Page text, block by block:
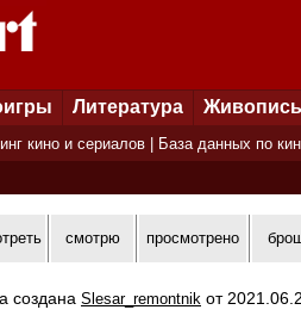
Литература Живопись
кино и сериалов База данных по
смотрю просмотрено
создана Slesar_remontnik от